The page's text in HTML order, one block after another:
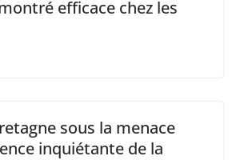
efficace chez les
sous la menace
inquiétante de la